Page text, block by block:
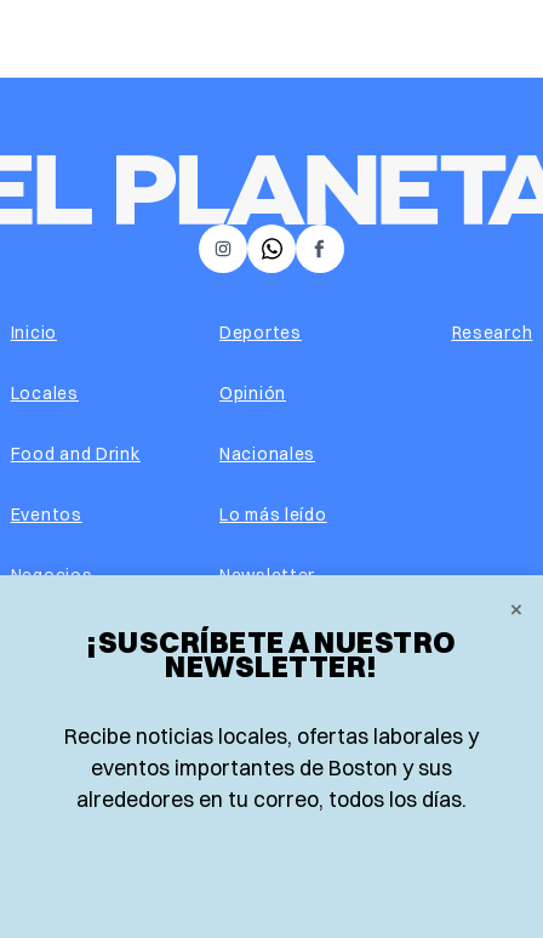
×
¡SUSCRÍBETE A NUESTRO
NEWSLETTER!
Recibe noticias locales, ofertas laborales y
eventos importantes de Boston y sus
alrededores en tu correo, todos los días.
𝕏 Facebook
Instagram
Inicio
Locales
Food and Drink
Eventos
Negocios
Real Estate
Guía de Recursos
Deportes
Opinión
Nacionales
Lo más leído
Newsletter
Edición impresa
Advertise with us
Research